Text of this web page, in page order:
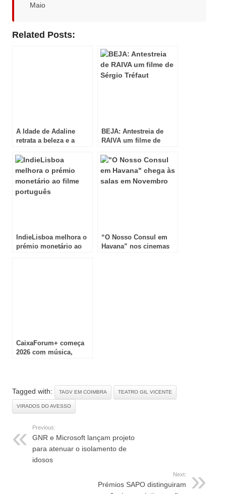
Maio
Related Posts:
A Idade de Adaline
retrata a beleza e a
BEJA: Antestreia de
RAIVA um filme de
IndieLisboa melhora o
prémio monetário ao
“O Nosso Consul em
Havana” nos cinemas
CaixaForum+ começa
2026 com música,
Tagged with: TAGV EM COIMBRA TEATRO GIL VICENTE
VIRADOS DO AVESSO
Previous:
GNR e Microsoft lançam projeto
para atenuar o isolamento de
idosos
Next:
Prémios SAPO distinguiram